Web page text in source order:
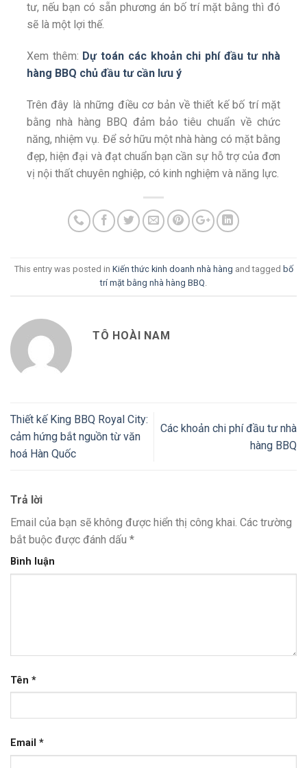
tư, nếu bạn có sẵn phương án bố trí mặt bằng thì đó
sẽ là một lợi thế.
Xem thêm: Dự toán các khoản chi phí đầu tư nhà
hàng BBQ chủ đầu tư cần lưu ý
Trên đây là những điều cơ bản về thiết kế bố trí mặt
bằng nhà hàng BBQ đảm bảo tiêu chuẩn về chức
năng, nhiệm vụ. Để sở hữu một nhà hàng có mặt bằng
đẹp, hiện đại và đạt chuẩn bạn cần sự hỗ trợ của đơn
vị nội thất chuyên nghiệp, có kinh nghiệm và năng lực.
This entry was posted in Kiến thức kinh doanh nhà hàng and tagged bố
trí mặt bằng nhà hàng BBQ.
TÔ HOÀI NAM
Thiết kế King BBQ Royal City:
cảm hứng bắt nguồn từ văn
hoá Hàn Quốc
Các khoản chi phí đầu tư nhà
hàng BBQ
Trả lời
Email của bạn sẽ không được hiển thị công khai. Các trường
bắt buộc được đánh dấu *
Bình luận
Tên *
Email *